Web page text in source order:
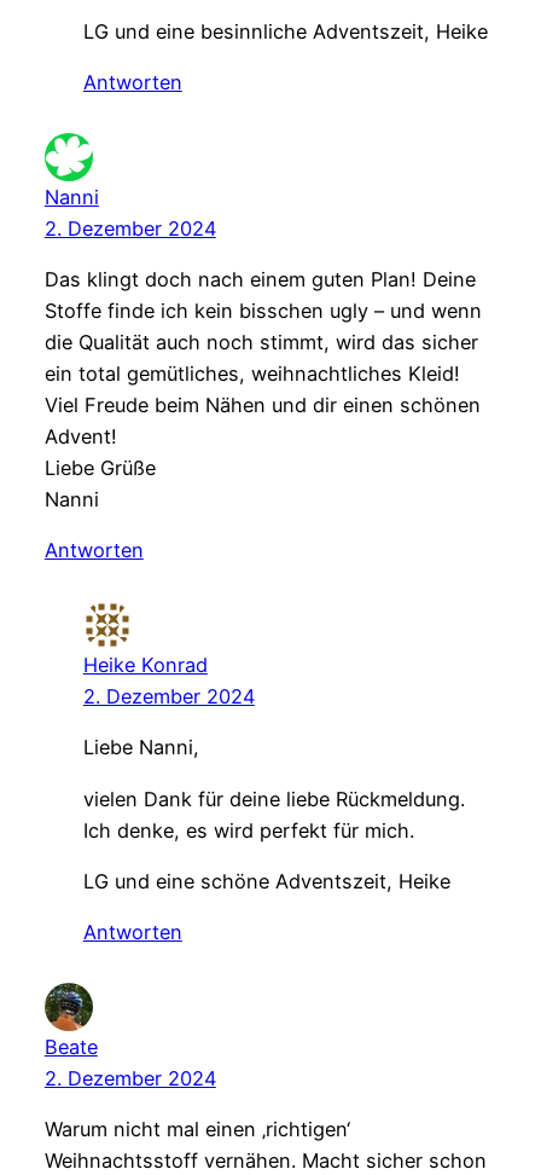
LG und eine besinnliche Adventszeit, Heike
Antworten
Nanni
2. Dezember 2024
Das klingt doch nach einem guten Plan! Deine
Stoffe finde ich kein bisschen ugly – und wenn
die Qualität auch noch stimmt, wird das sicher
ein total gemütliches, weihnachtliches Kleid!
Viel Freude beim Nähen und dir einen schönen
Advent!
Liebe Grüße
Nanni
Antworten
Heike Konrad
2. Dezember 2024
Liebe Nanni,
vielen Dank für deine liebe Rückmeldung.
Ich denke, es wird perfekt für mich.
LG und eine schöne Adventszeit, Heike
Antworten
Beate
2. Dezember 2024
Warum nicht mal einen ‚richtigen‘
Weihnachtsstoff vernähen. Macht sicher schon